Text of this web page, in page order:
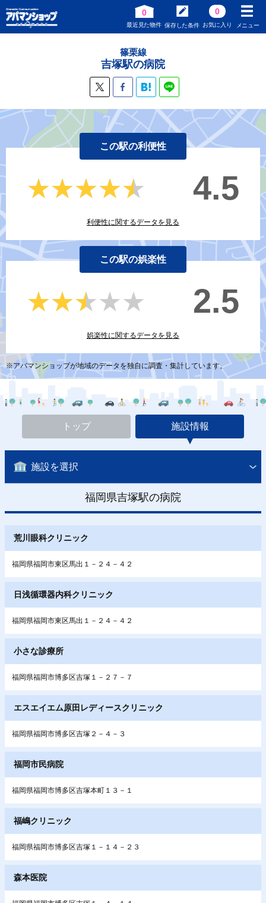
0
最近見た物件 保存した条件
0
お気に入り メニュー
篠栗線
吉塚駅の病院
この駅の利便性
★★★★★
★★★★★ 4.5
利便性に関するデータを見る
この駅の娯楽性
★★★★★
★★★★★ 2.5
娯楽性に関するデータを見る
※アパマンショップが地域のデータを独自に調査・集計しています。
トップ 施設情報
施設を選択
福岡県吉塚駅の病院
荒川眼科クリニック
福岡県福岡市東区馬出１－２４－４２
日浅循環器内科クリニック
福岡県福岡市東区馬出１－２４－４２
小さな診療所
福岡県福岡市博多区吉塚１－２７－７
エスエイエム原田レディースクリニック
福岡県福岡市博多区吉塚２－４－３
福岡市民病院
福岡県福岡市博多区吉塚本町１３－１
福嶋クリニック
福岡県福岡市博多区吉塚１－１４－２３
森本医院